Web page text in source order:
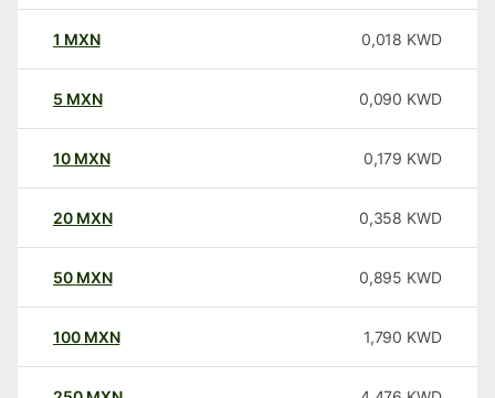
1 MXN 0,018 KWD
5 MXN 0,090 KWD
10 MXN 0,179 KWD
20 MXN 0,358 KWD
50 MXN 0,895 KWD
100 MXN 1,790 KWD